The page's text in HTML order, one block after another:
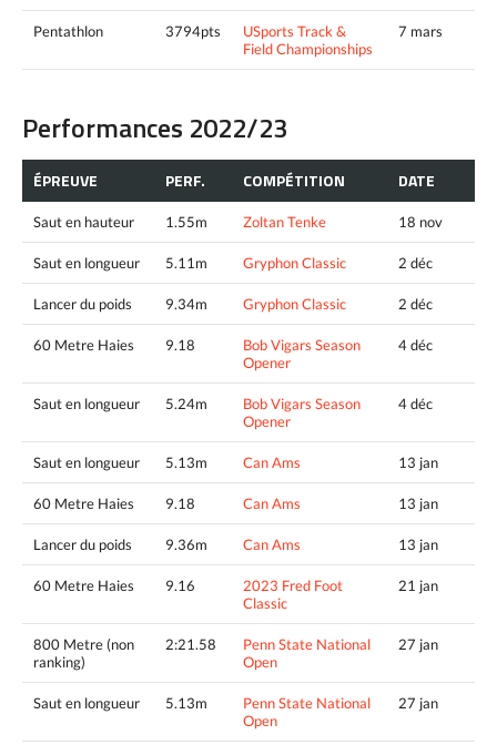
Pentathlon 3794pts
USports Track &
Field Championships
7 mars
Performances 2022/23
ÉPREUVE PERF. COMPÉTITION DATE
Saut en hauteur 1.55m Zoltan Tenke 18 nov
Saut en longueur 5.11m Gryphon Classic 2 déc
Lancer du poids 9.34m Gryphon Classic 2 déc
60 Metre Haies 9.18
Bob Vigars Season
Opener
4 déc
Saut en longueur 5.24m
Bob Vigars Season
Opener
4 déc
Saut en longueur 5.13m Can Ams 13 jan
60 Metre Haies 9.18 Can Ams 13 jan
Lancer du poids 9.36m Can Ams 13 jan
60 Metre Haies 9.16
2023 Fred Foot
Classic
21 jan
800 Metre (non
ranking)
2:21.58
Penn State National
Open
27 jan
Saut en longueur 5.13m
Penn State National
Open
27 jan